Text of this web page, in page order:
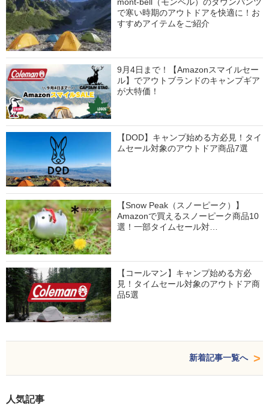
で寒い時期のアウトドアを快適に！お
すすめアイテムをご紹介
9月4日まで！【Amazonスマイルセー
ル】でアウトブランドのキャンプギア
が大特価！
【DOD】キャンプ始める方必見！タイ
ムセール対象のアウトドア商品7選
【Snow Peak（スノーピーク）】
Amazonで買えるスノーピーク商品10
選！一部タイムセール対…
【コールマン】キャンプ始める方必
見！タイムセール対象のアウトドア商
品5選
新着記事一覧へ
人気記事